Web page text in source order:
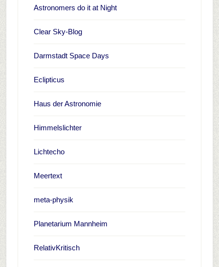
Astronomers do it at Night
Clear Sky-Blog
Darmstadt Space Days
Eclipticus
Haus der Astronomie
Himmelslichter
Lichtecho
Meertext
meta-physik
Planetarium Mannheim
RelativKritisch